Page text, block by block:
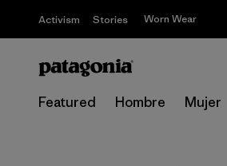
Activism Stories Worn Wear
Featured Hombre Mujer